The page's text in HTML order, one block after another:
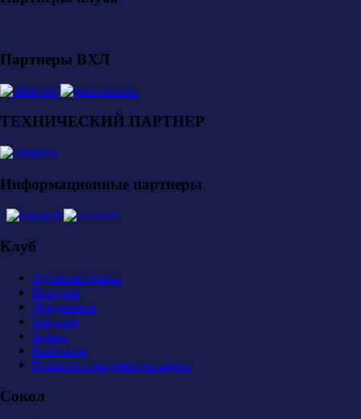
Партнеры ВХЛ
ТЕХНИЧЕСКИЙ ПАРТНЕР
Информационные партнеры
Клуб
Администрация
История
Документы
Закупки
Арена
Контакты
Правила поведения на арене
Сокол